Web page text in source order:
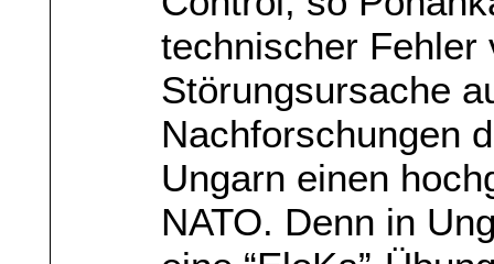
technischer Fehler
Störungsursache
Nachforschungen
Ungarn einen
NATO. Denn in